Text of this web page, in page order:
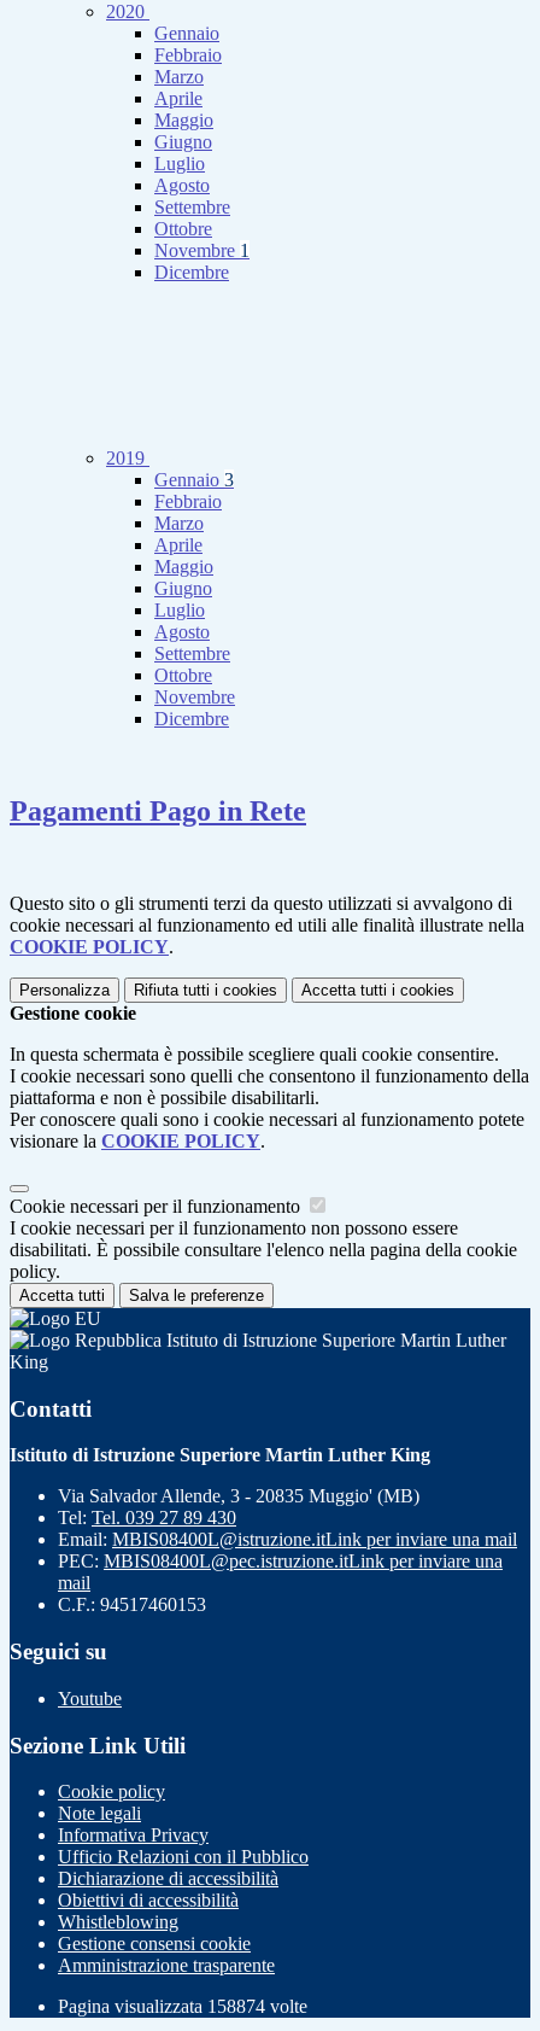
2020
Gennaio
Febbraio
Marzo
Aprile
Maggio
Giugno
Luglio
Agosto
Settembre
Ottobre
Novembre 1
Dicembre
2019
Gennaio 3
Febbraio
Marzo
Aprile
Maggio
Giugno
Luglio
Agosto
Settembre
Ottobre
Novembre
Dicembre
Pagamenti Pago in Rete
Questo sito o gli strumenti terzi da questo utilizzati si avvalgono di
cookie necessari al funzionamento ed utili alle finalità illustrate nella
COOKIE POLICY.
Personalizza Rifiuta tutti i cookies Accetta tutti i cookies
Gestione cookie
In questa schermata è possibile scegliere quali cookie consentire.
I cookie necessari sono quelli che consentono il funzionamento della
piattaforma e non è possibile disabilitarli.
Per conoscere quali sono i cookie necessari al funzionamento potete
visionare la COOKIE POLICY.
Cookie necessari per il funzionamento
I cookie necessari per il funzionamento non possono essere
disabilitati. È possibile consultare l'elenco nella pagina della cookie
policy.
Accetta tutti Salva le preferenze
Istituto di Istruzione Superiore Martin Luther
King
Contatti
Istituto di Istruzione Superiore Martin Luther King
Via Salvador Allende, 3 - 20835 Muggio' (MB)
Tel: Tel. 039 27 89 430
Email: MBIS08400L@istruzione.itLink per inviare una mail
PEC: MBIS08400L@pec.istruzione.itLink per inviare una
mail
C.F.: 94517460153
Seguici su
Youtube
Sezione Link Utili
Cookie policy
Note legali
Informativa Privacy
Ufficio Relazioni con il Pubblico
Dichiarazione di accessibilità
Obiettivi di accessibilità
Whistleblowing
Gestione consensi cookie
Amministrazione trasparente
Pagina visualizzata 158874 volte